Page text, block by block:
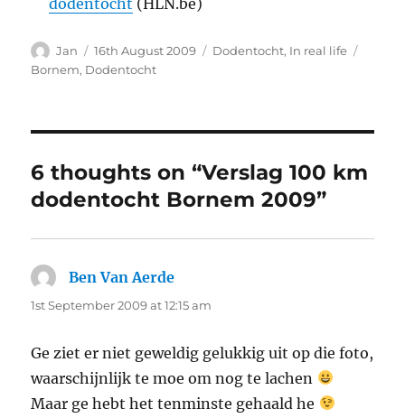
Author
Jan
Posted
on
16th August 2009 Categories
Dodentocht, In real life
Bornem, Dodentocht
6 thoughts on “Verslag 100 km
dodentocht Bornem 2009”
Ben Van Aerde
1st September 2009 at 12:15 am
Ge ziet er niet geweldig gelukkig uit op die foto,
waarschijnlijk te moe om nog te lachen
Maar ge hebt het tenminste gehaald he